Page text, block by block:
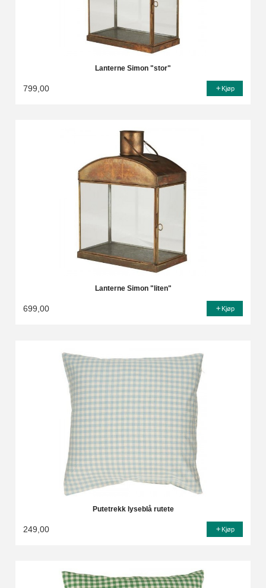
Lanterne Simon "stor"
799,00 Kjøp
Lanterne Simon "liten"
699,00 Kjøp
Putetrekk lyseblå rutete
249,00 Kjøp